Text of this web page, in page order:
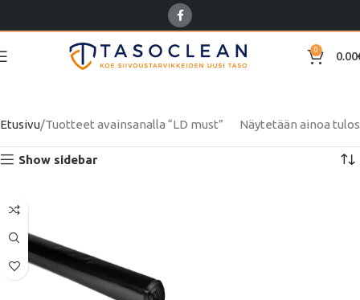
0 0.00
Etusivu Tuotteet avainsanalla “LD must” Näytetään ainoa tulos
Show sidebar